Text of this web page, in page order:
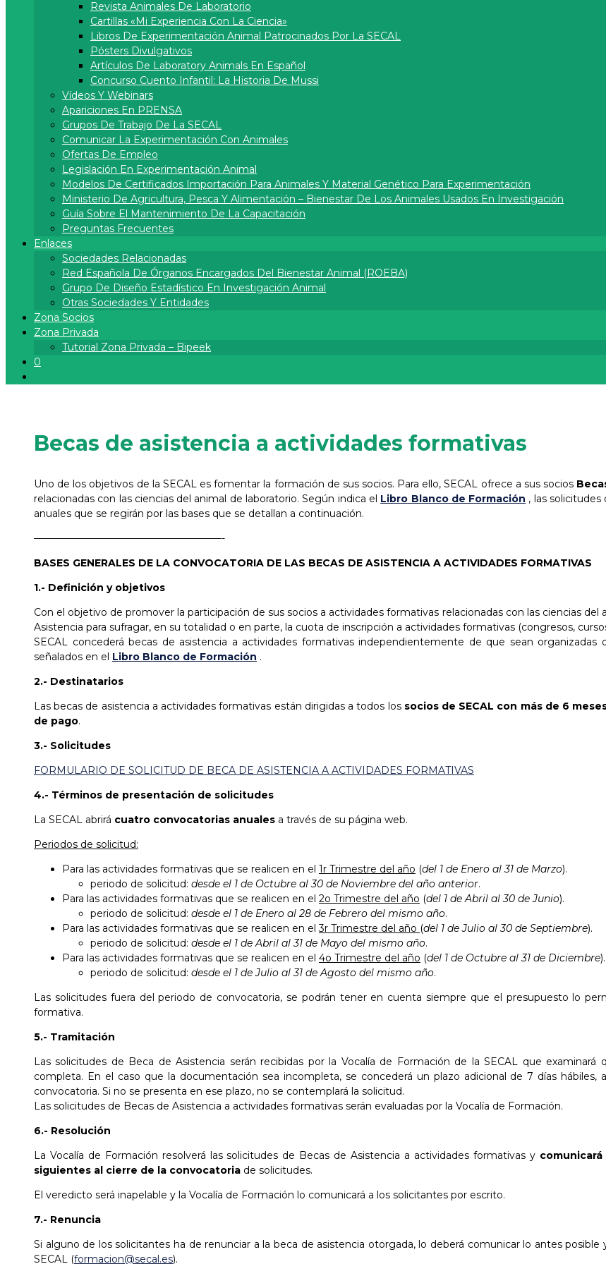
Revista Animales De Laboratorio
Cartillas «Mi Experiencia Con La Ciencia»
Libros De Experimentación Animal Patrocinados Por La SECAL
Pósters Divulgativos
Artí­culos De Laboratory Animals En Español
Concurso Cuento Infantil: La Historia De Mussi
Vídeos Y Webinars
Apariciones En PRENSA
Grupos De Trabajo De La SECAL
Comunicar La Experimentación Con Animales
Ofertas De Empleo
Legislación En Experimentación Animal
Modelos De Certificados Importación Para Animales Y Material Genético Para Experimentación
Ministerio De Agricultura, Pesca Y Alimentación – Bienestar De Los Animales Usados En Investigación
Guía Sobre El Mantenimiento De La Capacitación
Preguntas Frecuentes
Enlaces
Sociedades Relacionadas
Red Española De Órganos Encargados Del Bienestar Animal (ROEBA)
Grupo De Diseño Estadístico En Investigación Animal​
Otras Sociedades Y Entidades
Zona Socios
Zona Privada
Tutorial Zona Privada – Bipeek
0
Becas de asistencia a actividades formativas
Uno de los objetivos de la SECAL es fomentar la formación de sus socios. Para ello, SECAL ofrece a sus socios
relacionadas con las ciencias del animal de laboratorio. Según indica el Libro Blanco de Formación , las
anuales que se regirán por las bases que se detallan a continuación.
———————————————————-
BASES GENERALES DE LA CONVOCATORIA DE LAS BECAS DE ASISTENCIA A ACTIVIDADES FORMATIVAS
1.- Definición y objetivos
Con el objetivo de promover la participación de sus socios a actividades formativas relacionadas con las ciencias del
Asistencia para sufragar, en su totalidad o en parte, la cuota de inscripción a actividades formativas (congresos,
SECAL concederá becas de asistencia a actividades formativas independientemente de que sean organizadas
señalados en el Libro Blanco de Formación .
2.- Destinatarios
Las becas de asistencia a actividades formativas están dirigidas a todos los socios de SECAL con más de 6
de pago.
3.- Solicitudes
FORMULARIO DE SOLICITUD DE BECA DE ASISTENCIA A ACTIVIDADES FORMATIVAS
4.- Términos de presentación de solicitudes
La SECAL abrirá cuatro convocatorias anuales a través de su página web.
Periodos de solicitud:
Para las actividades formativas que se realicen en el 1r Trimestre del año (del 1 de Enero al 31 de Marzo).
periodo de solicitud: desde el 1 de Octubre al 30 de Noviembre del año anterior.
Para las actividades formativas que se realicen en el 2o Trimestre del año (del 1 de Abril al 30 de Junio).
periodo de solicitud: desde el 1 de Enero al 28 de Febrero del mismo año.
Para las actividades formativas que se realicen en el3r Trimestre del año (del 1 de Julio al 30 de Septiembre).
periodo de solicitud: desde el 1 de Abril al 31 de Mayo del mismo año.
Para las actividades formativas que se realicen en el 4o Trimestre del año (del 1 de Octubre al 31 de Diciembre).
periodo de solicitud: desde el 1 de Julio al 31 de Agosto del mismo año.
Las solicitudes fuera del periodo de convocatoria, se podrán tener en cuenta siempre que el presupuesto lo
formativa.
5.- Tramitación
Las solicitudes de Beca de Asistencia serán recibidas por la Vocalía de Formación de la SECAL que
completa. En el caso que la documentación sea incompleta, se concederá un plazo adicional de 7 días
convocatoria. Si no se presenta en ese plazo, no se contemplará la solicitud.
Las solicitudes de Becas de Asistencia a actividades formativas serán evaluadas por la Vocalía de Formación.
6.- Resolución
La Vocalía de Formación resolverá las solicitudes de Becas de Asistencia a actividades formativas y
siguientes al cierre de la convocatoria de solicitudes.
El veredicto será inapelable y la Vocalía de Formación lo comunicará a los solicitantes por escrito.
7.- Renuncia
Si alguno de los solicitantes ha de renunciar a la beca de asistencia otorgada, lo deberá comunicar lo antes
SECAL (formacion@secal.es).